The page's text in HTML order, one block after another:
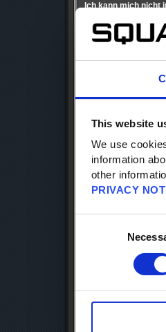
This website
We use
information
other
PRIVACY
Ich kann mich nicht
Spiel einzuloggen.
Square Enix
FINAL FANTASY XI
FINAL FANTASY
Benutzer eines
Es kann unter
verloren habt,
Zugangsdaten
- Falls ihr eure
- Falls ihr euer
kontaktiert uns